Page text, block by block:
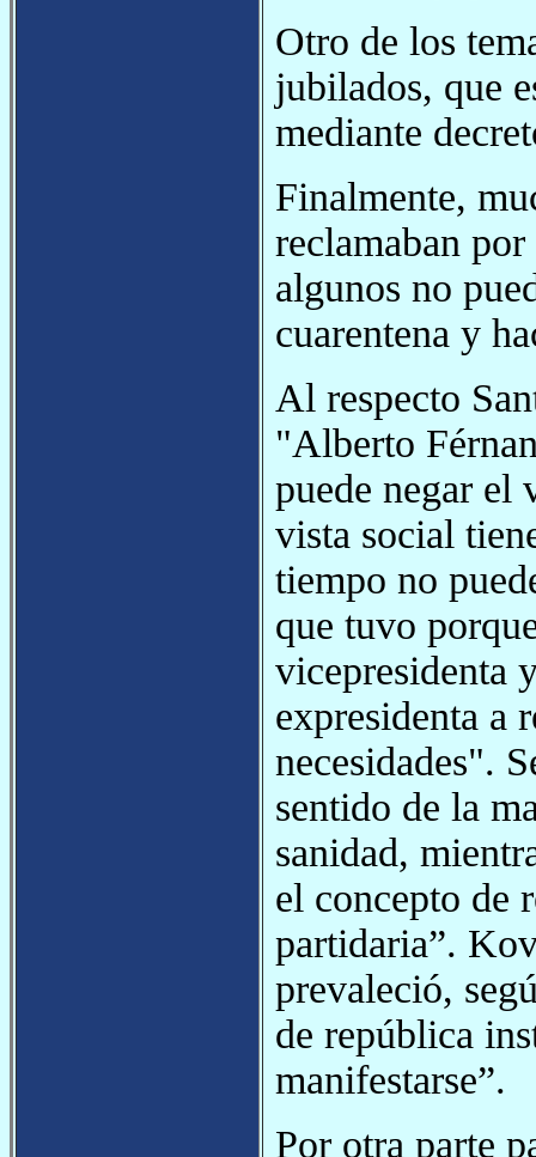
Otro de los
jubilados, que
mediante
Finalmente,
reclamaban
algunos no
cuarentena y
Al respecto
"Alberto
puede negar el
vista social
tiempo no
que tuvo
vicepresidenta
expresidenta a
necesidades".
sentido de la
sanidad,
el concepto de
partidaria”.
prevaleció,
de república
manifestarse”.
Por otra parte